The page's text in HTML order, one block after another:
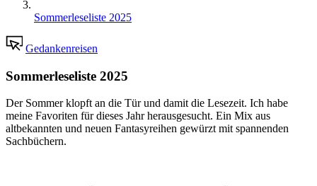
Sommerleseliste 2025
Gedankenreisen
Sommerleseliste 2025
Der Sommer klopft an die Tür und damit die Lesezeit. Ich habe
meine Favoriten für dieses Jahr herausgesucht. Ein Mix aus
altbekannten und neuen Fantasyreihen gewürzt mit spannenden
Sachbüchern.